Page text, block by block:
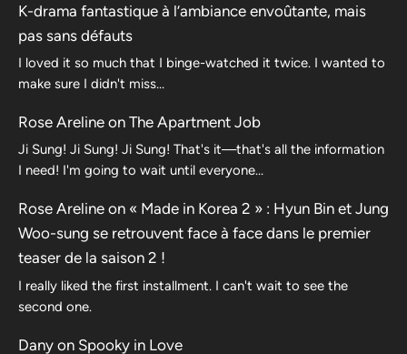
K-drama fantastique à l’ambiance envoûtante, mais
pas sans défauts
I loved it so much that I binge-watched it twice. I wanted to
make sure I didn't miss…
Rose Areline on The Apartment Job
Ji Sung! Ji Sung! Ji Sung! That's it—that's all the information
I need! I'm going to wait until everyone…
Rose Areline on « Made in Korea 2 » : Hyun Bin et Jung
Woo-sung se retrouvent face à face dans le premier
teaser de la saison 2 !
I really liked the first installment. I can't wait to see the
second one.
Dany on Spooky in Love